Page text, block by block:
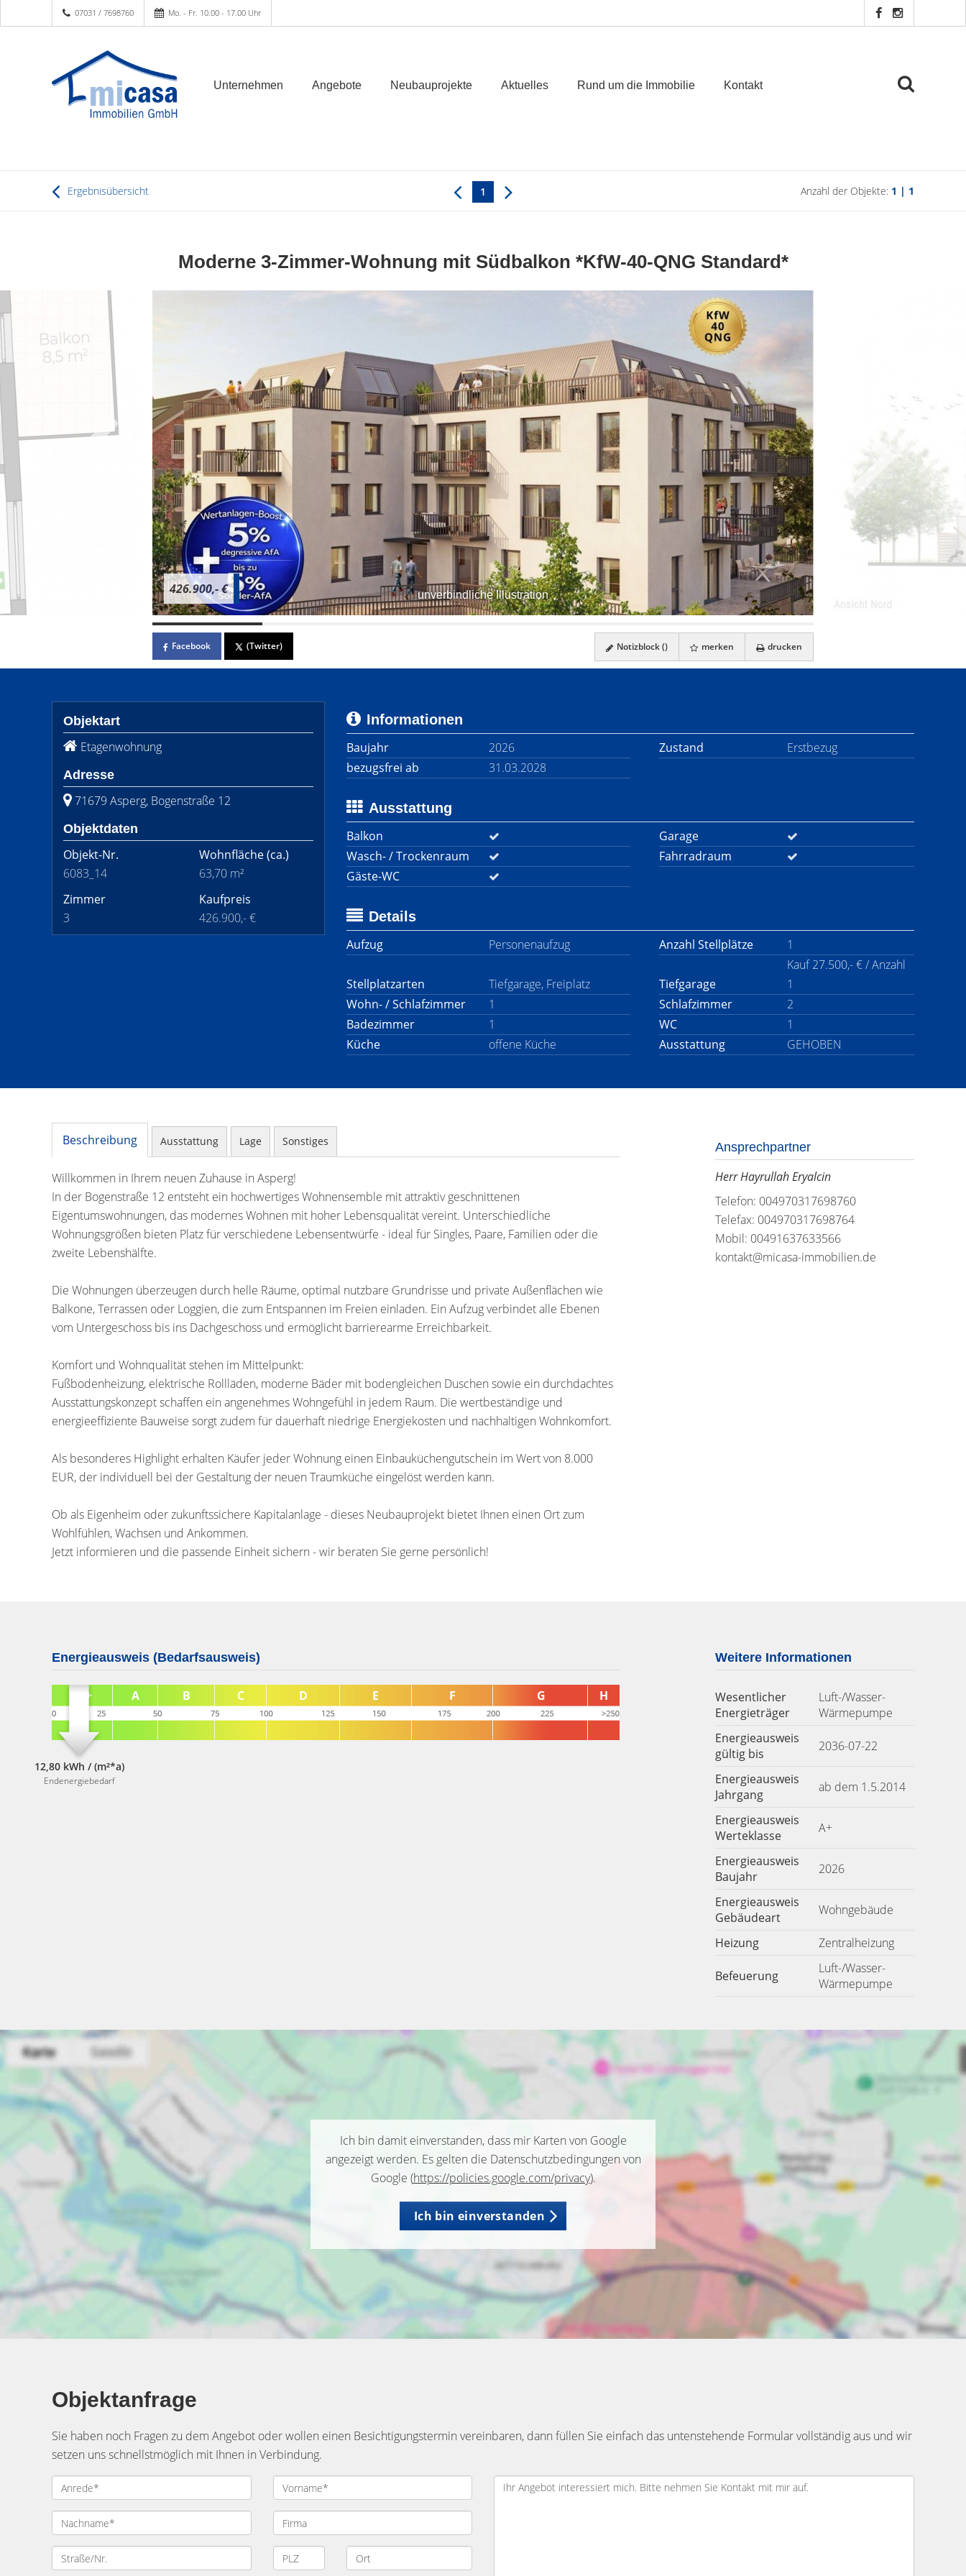
07031 / 7698760 Mo. - Fr. 10.00 - 17.00 Uhr
Unternehmen Angebote Neubauprojekte Aktuelles Rund um die Immobilie Kontakt
Ergebnisübersicht 1 Anzahl der Objekte: 1 | 1
Moderne 3-Zimmer-Wohnung mit Südbalkon *KfW-40-QNG Standard*
unverbindliche Illustration
426.900,- €
Facebook (Twitter) Notizblock () merken drucken
Objektart
Etagenwohnung
Adresse
71679 Asperg, Bogenstraße 12
Objektdaten
Objekt-Nr.
6083_14
Wohnfläche(ca.)
63,70 m²
Zimmer
3
Kaufpreis
426.900,- €
Informationen
Baujahr
2026 Zustand
Erstbezug
bezugsfrei ab
31.03.2028
Ausstattung
Balkon
Garage
Wasch- / Trockenraum
Fahrradraum
Gäste-WC
Details
Aufzug
Personenaufzug Anzahl Stellplätze 1
Stellplatzarten Tiefgarage, Freiplatz Tiefgarage
Kauf 27.500,- € / Anzahl
1
Wohn- / Schlafzimmer
1 Schlafzimmer
2
Badezimmer
1 WC
1
Küche
offene Küche Ausstattung GEHOBEN
Beschreibung Ausstattung Lage Sonstiges
Willkommen in Ihrem neuen Zuhause in Asperg!
In der Bogenstraße 12 entsteht ein hochwertiges Wohnensemble mit attraktiv geschnittenen
Eigentumswohnungen, das modernes Wohnen mit hoher Lebensqualität vereint. Unterschiedliche
Wohnungsgrößen bieten Platz für verschiedene Lebensentwürfe - ideal für Singles, Paare, Familien oder die
zweite Lebenshälfte.
Die Wohnungen überzeugen durch helle Räume, optimal nutzbare Grundrisse und private Außenflächen wie
Balkone, Terrassen oder Loggien, die zum Entspannen im Freien einladen. Ein Aufzug verbindet alle Ebenen
vom Untergeschoss bis ins Dachgeschoss und ermöglicht barrierearme Erreichbarkeit.
Komfort und Wohnqualität stehen im Mittelpunkt:
Fußbodenheizung, elektrische Rollläden, moderne Bäder mit bodengleichen Duschen sowie ein durchdachtes
Ausstattungskonzept schaffen ein angenehmes Wohngefühl in jedem Raum. Die wertbeständige und
energieeffiziente Bauweise sorgt zudem für dauerhaft niedrige Energiekosten und nachhaltigen Wohnkomfort.
Als besonderes Highlight erhalten Käufer jeder Wohnung einen Einbauküchengutschein im Wert von 8.000
EUR, der individuell bei der Gestaltung der neuen Traumküche eingelöst werden kann.
Ob als Eigenheim oder zukunftssichere Kapitalanlage - dieses Neubauprojekt bietet Ihnen einen Ort zum
Wohlfühlen, Wachsen und Ankommen.
Jetzt informieren und die passende Einheit sichern - wir beraten Sie gerne persönlich!
Ansprechpartner
Herr Hayrullah Eryalcin
Telefon: 004970317698760
Telefax: 004970317698764
Mobil: 00491637633566
kontakt@micasa-immobilien.de
Energieausweis (Bedarfsausweis)
12,80 kWh / (m²*a)
Endenergiebedarf
Weitere Informationen
Wesentlicher
Energieträger
Luft-/Wasser-
Wärmepumpe
Energieausweis
gültig bis
2036-07-22
Energieausweis
Jahrgang
ab dem 1.5.2014
Energieausweis
Werteklasse
A+
Energieausweis
Baujahr
2026
Energieausweis
Gebäudeart
Wohngebäude
Heizung Zentralheizung
Befeuerung
Luft-/Wasser-
Wärmepumpe
Ich bin damit einverstanden, dass mir Karten von Google
angezeigt werden. Es gelten die Datenschutzbedingungen von
Google (https://policies.google.com/privacy).
Ich bin einverstanden
Objektanfrage
Sie haben noch Fragen zu dem Angebot oder wollen einen Besichtigungstermin vereinbaren, dann füllen Sie einfach das untenstehende Formular vollständig aus und wir
setzen uns schnellstmöglich mit Ihnen in Verbindung.